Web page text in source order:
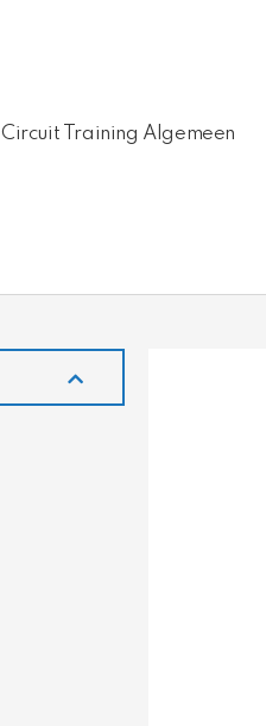
Circuit Training Algemeen